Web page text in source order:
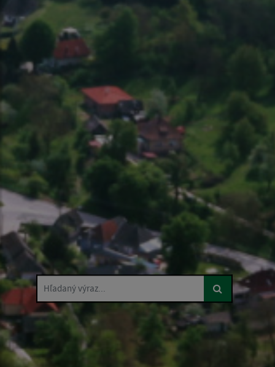
Hľadaný výraz...